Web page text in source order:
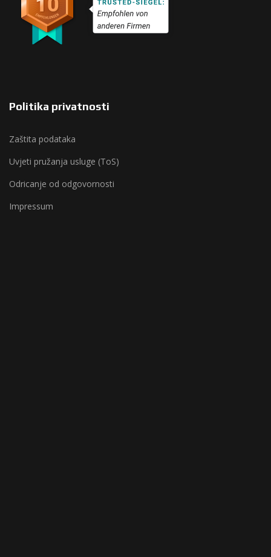
Politika privatnosti
Zaštita podataka
Uvjeti pružanja usluge (ToS)
Odricanje od odgovornosti
Impressum